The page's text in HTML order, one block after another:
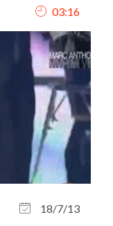
03:16
18/7/13